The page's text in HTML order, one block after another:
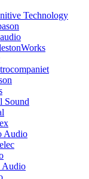
Technology
Sound
Audio
Audio